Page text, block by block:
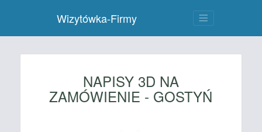
Wizytówka-Firmy
NAPISY 3D NA
ZAMÓWIENIE - GOSTYŃ